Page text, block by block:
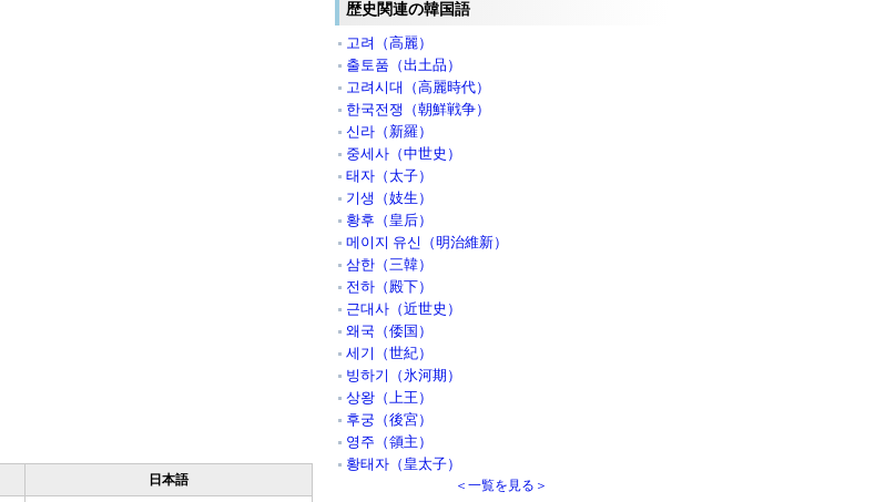
日本語
歴史関連の韓国語
고려（高麗）
출토품（出土品）
고려시대（高麗時代）
한국전쟁（朝鮮戦争）
신라（新羅）
중세사（中世史）
태자（太子）
기생（妓生）
황후（皇后）
메이지 유신（明治維新）
삼한（三韓）
전하（殿下）
근대사（近世史）
왜국（倭国）
세기（世紀）
빙하기（氷河期）
상왕（上王）
후궁（後宮）
영주（領主）
황태자（皇太子）
＜一覧を見る＞